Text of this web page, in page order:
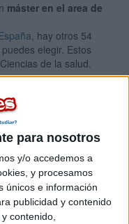
para nosotros
y/o accedemos a
y procesamos
únicos e información
publicidad y contenido
contenido,
máster en el area de
, hay otros 54
elegir. Estos
de la salud.
y Biomedicina